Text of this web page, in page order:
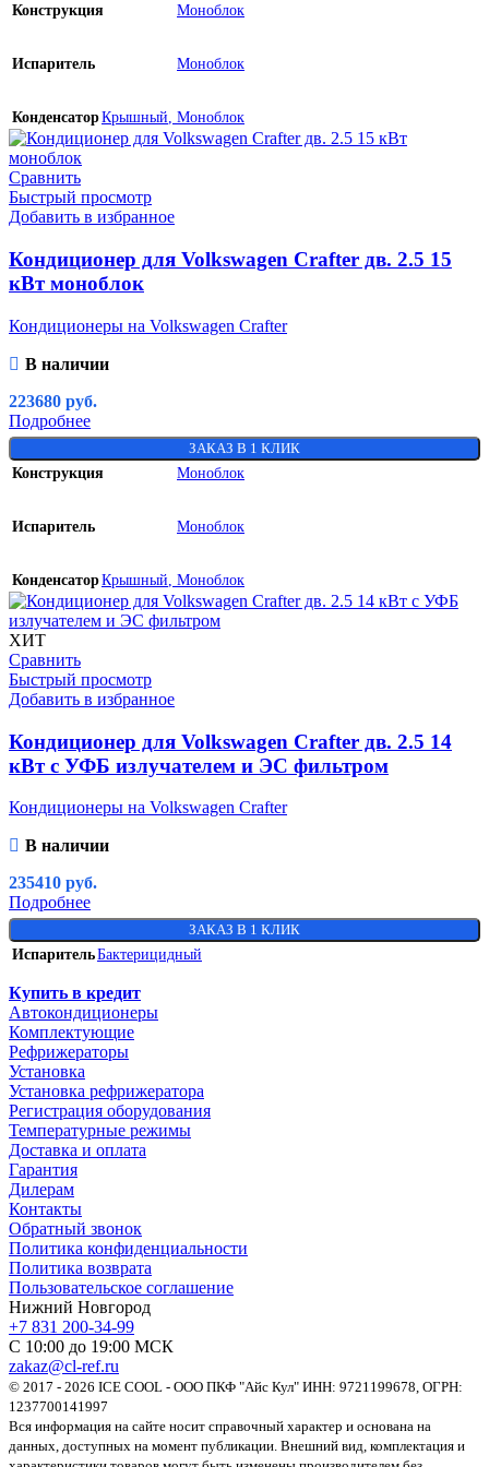
Конструкция Моноблок
Испаритель Моноблок
КонденсаторКрышный, Моноблок
Сравнить
Быстрый просмотр
Добавить в избранное
Кондиционер для Volkswagen Crafter дв. 2.5 15
кВт моноблок
Кондиционеры на Volkswagen Crafter
В наличии
223680 руб.
Подробнее
ЗАКАЗ В 1 КЛИК
Конструкция Моноблок
Испаритель Моноблок
КонденсаторКрышный Моноблок
ХИТ
Сравнить
Быстрый просмотр
Добавить в избранное
Кондиционер для Volkswagen Crafter дв. 2.5 14
кВт с УФБ излучателем и ЭС фильтром
Кондиционеры на Volkswagen Crafter
В наличии
235410 руб.
Подробнее
ЗАКАЗ В 1 КЛИК
ИспарительБактерицидный
Купить в кредит
Автокондиционеры
Комплектующие
Рефрижераторы
Установка
Установка рефрижератора
Регистрация оборудования
Температурные режимы
Доставка и оплата
Гарантия
Дилерам
Контакты
Обратный звонок
Политика конфиденциальности
Политика возврата
Пользовательское соглашение
Нижний Новгород
+7 831 200-34-99
С 10:00 до 19:00 МСК
zakaz@cl-ref.ru
© 2017 - 2026 ICE COOL - ООО ПКФ "Айс Кул" ИНН: 9721199678, ОГРН:
1237700141997
Вся информация на сайте носит справочный характер и основана на
данных, доступных на момент публикации. Внешний вид, комплектация и